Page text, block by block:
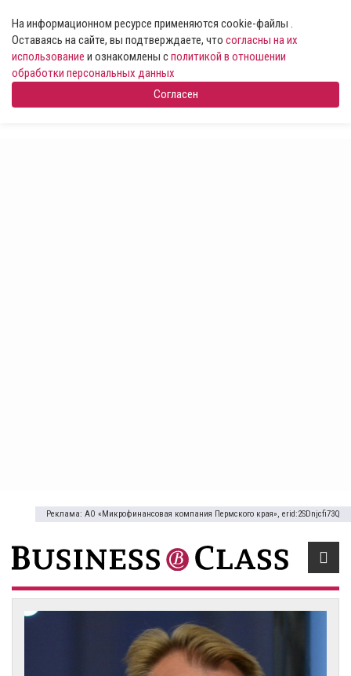
На информационном ресурсе применяются cookie-файлы .
Оставаясь на сайте, вы подтверждаете, что согласны на их
использование и ознакомлены сполитикой в отношении
обработки персональных данных
Согласен
Реклама: АО «Микрофинансовая компания Пермского края», erid:2SDnjcfi73Q